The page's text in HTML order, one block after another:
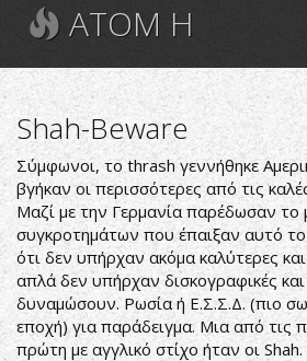
ATOM H
Shah-Beware
Σύμφωνοι, το thrash γεννήθηκε
βγήκαν οι περισσότερες από τις
Μαζί με την Γερμανία παρέδωσαν
συγκροτημάτων που έπαιξαν αυτό
ότι δεν υπήρχαν ακόμα καλύτερες
απλά δεν υπήρχαν δισκογραφικές
δυναμώσουν. Ρωσία ή Ε.Σ.Σ.Δ. (πιο
εποχή) για παράδειγμα. Μια από τις
πρώτη με αγγλικό στίχο ήταν οι Shah.